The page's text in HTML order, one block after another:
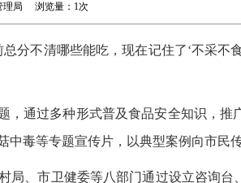
理局 浏览量： 1次
分不清哪些能吃，现在记住了‘不采不
，通过多种形式普及食品安全知识，
毒等专题宣传片，以典型案例向市民
局、市卫健委等八部门通过设立咨询